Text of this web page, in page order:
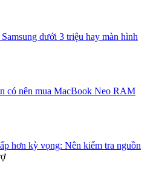
dưới 3 triệu hay màn hình
có nên mua MacBook Neo RAM
hơn kỳ vọng: Nên kiểm tra nguồn